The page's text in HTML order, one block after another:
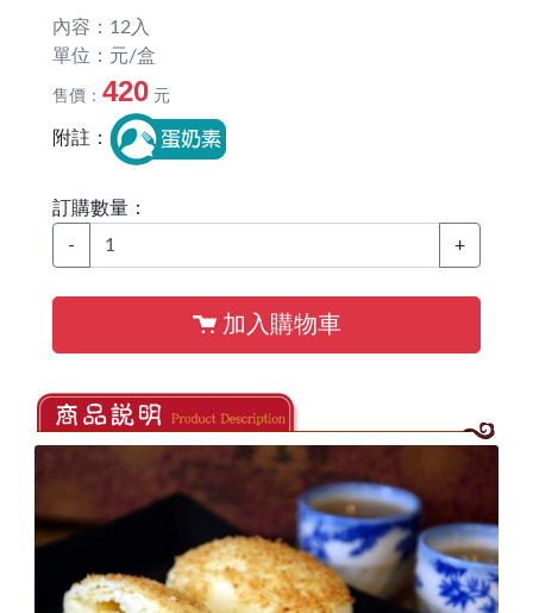
內容：12入
單位：元/盒
售價：420 元
附註：
訂購數量：
-
+
加入購物車